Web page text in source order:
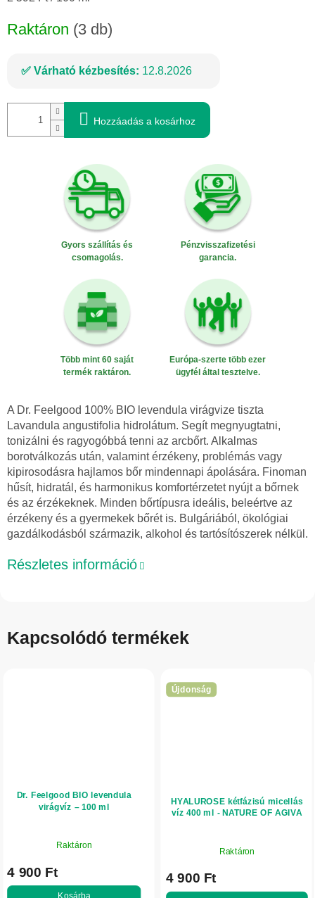
Raktáron (3 db)
Várható kézbesítés: 12.8.2026
Hozzáadás a kosárhoz
Gyors szállítás és
csomagolás.
Pénzvisszafizetési
garancia.
Több mint 60 saját
termék raktáron.
Európa-szerte több ezer
ügyfél által tesztelve.
A Dr. Feelgood 100% BIO levendula virágvize tiszta
Lavandula angustifolia hidrolátum. Segít megnyugtatni,
tonizálni és ragyogóbbá tenni az arcbőrt. Alkalmas
borotválkozás után, valamint érzékeny, problémás vagy
kipirosodásra hajlamos bőr mindennapi ápolására. Finoman
hűsít, hidratál, és harmonikus komfortérzetet nyújt a bőrnek
és az érzékeknek. Minden bőrtípusra ideális, beleértve az
érzékeny és a gyermekek bőrét is. Bulgáriából, ökológiai
gazdálkodásból származik, alkohol és tartósítószerek nélkül.
Részletes információ
Kapcsolódó termékek
Dr. Feelgood BIO levendula
virágvíz – 100 ml
Raktáron
4 900 Ft
Kosárba
Újdonság
HYALUROSE kétfázisú micellás
víz 400 ml - NATURE OF AGIVA
Raktáron
4 900 Ft